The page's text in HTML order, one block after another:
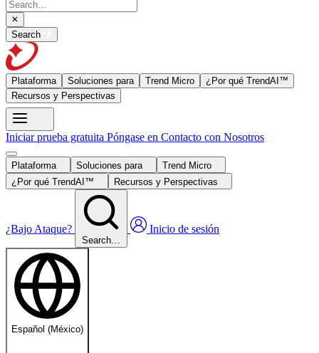
Search
Plataforma Soluciones para Trend Micro
¿Por qué TrendAI™
Recursos y Perspectivas
Iniciar prueba gratuita Póngase en Contacto con Nosotros
Plataforma Soluciones para
Trend Micro
¿Por qué TrendAI™
Recursos y Perspectivas
¿Bajo Ataque?
Search…
Inicio de sesión
Español (México)